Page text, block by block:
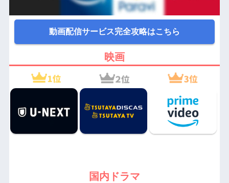
動画配信サービス完全攻略はこちら
映画
国内ドラマ